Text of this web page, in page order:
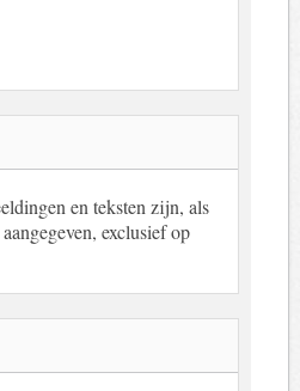
en teksten zijn, als
exclusief op